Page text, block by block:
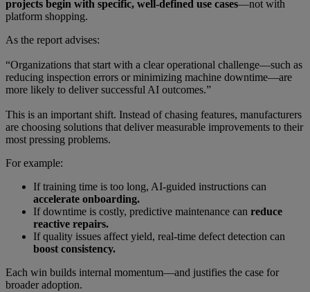
projects begin with specific, well-defined use cases—not with
platform shopping.
As the report advises:
“Organizations that start with a clear operational challenge—such as
reducing inspection errors or minimizing machine downtime—are
more likely to deliver successful AI outcomes.”
This is an important shift. Instead of chasing features, manufacturers
are choosing solutions that deliver measurable improvements to their
most pressing problems.
For example:
If training time is too long, AI-guided instructions can
accelerate onboarding.
If downtime is costly, predictive maintenance can reduce
reactive repairs.
If quality issues affect yield, real-time defect detection can
boost consistency.
Each win builds internal momentum—and justifies the case for
broader adoption.